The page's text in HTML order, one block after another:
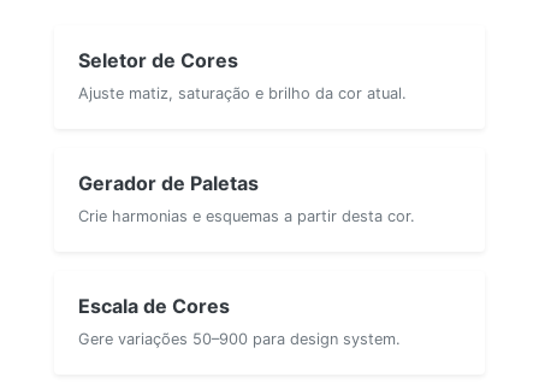
Seletor de Cores
Ajuste matiz, saturação e brilho da cor atual.
Gerador de Paletas
Crie harmonias e esquemas a partir desta cor.
Escala de Cores
Gere variações 50–900 para design system.